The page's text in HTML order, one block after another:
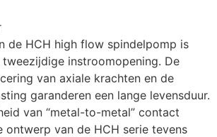
de HCH high flow spindelpomp is
instroomopening. De
van axiale krachten en de
garanderen een lange levensduur.
van “metal-to-metal” contact
ontwerp van de HCH serie tevens